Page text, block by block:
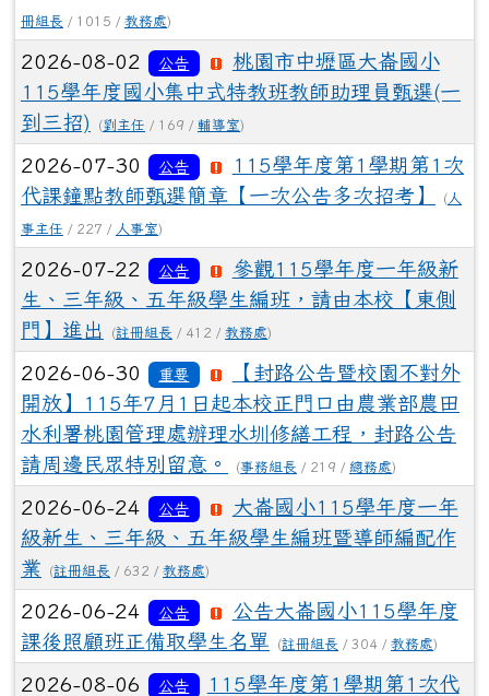
冊組長 / 1015 / 教務處)
2026-08-02 公告
桃園市中壢區大崙國小
115學年度國小集中式特教班教師助理員甄選(一
到三招)
(劉主任 / 169 / 輔導室)
2026-07-30 公告
115學年度第1學期第1次
代課鐘點教師甄選簡章【一次公告多次招考】
( 人
事主任 / 227 / 人事室)
2026-07-22 公告
參觀115學年度一年級新
生、三年級、五年級學生編班，請由本校【東側
門】進出
(註冊組長 / 412 / 教務處)
2026-06-30 重要
【封路公告暨校園不對外
開放】115年7月1日起本校正門口由農業部農田
水利署桃園管理處辦理水圳修繕工程，封路公告
請周邊民眾特別留意。
(事務組長 / 219 / 總務處)
2026-06-24 公告
大崙國小115學年度一年
級新生、三年級、五年級學生編班暨導師編配作
業
(註冊組長 / 632 / 教務處)
2026-06-24 公告
公告大崙國小115學年度
課後照顧班正備取學生名單
(註冊組長 / 304 / 教務處)
2026-08-06 公告
115學年度第1學期第1次代